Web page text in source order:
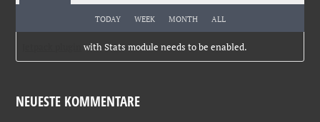
TODAY WEEK MONTH ALL
with Stats module needs to be enabled.
NEUESTE KOMMENTARE